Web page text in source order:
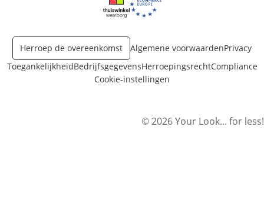
Opent in nieuw venster
Opent in nieuw venster
Herroep de overeenkomst Algemene voorwaardenPrivacy
ToegankelijkheidBedrijfsgegevensHerroepingsrechtCompliance
Cookie-instellingen
© 2026 Your Look... for less!